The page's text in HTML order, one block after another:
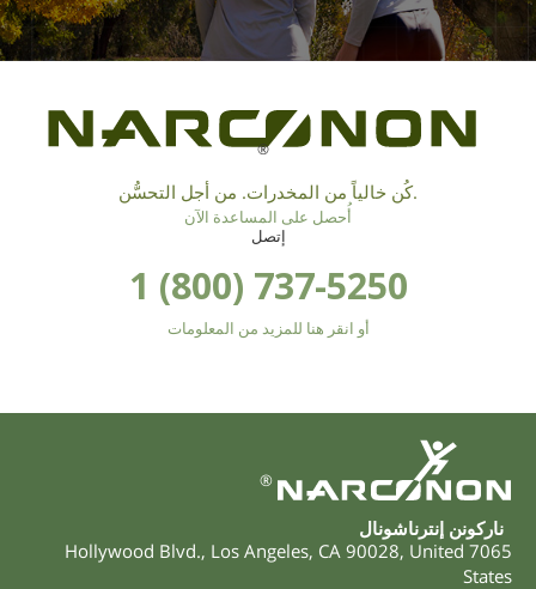
®
كُن خالياً من المخدرات. من أجل التحسُّن.
أُحصل على المساعدة الآن
إتصل
1 (800) 737-5250
أو انقر هنا للمزيد من المعلومات
®
ناركونن إنترناشونال
7065 Hollywood Blvd.
, Los Angeles, CA 90028, United
States